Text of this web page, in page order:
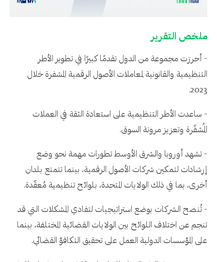
ملخص التقرير
- أحرزت مجموعة من الدول تقدمًا كبيرًا في تطوير الأطر
التنظيمية والقانونية لمعاملات الأصول الرقمية المشفرة خلال
2023.
- ساعدت الأطر التنظيمية على استعادة الثقة في العملات
المُشفّرة وتعزيز مرونة السوق.
- تشهد أوروبا والشرق الأوسط تطورات مهمة نحو وضع
إرشادات لتمكين شركات الأصول الرقمية، بينما تتمتع بلدان
أخرى، بما في ذلك الولايات المتحدة، بلوائح تنظيمية مُعقّدة.
- تُنصح الشركات بوضع استراتيجيات لتفادي المشكلات التي قد
تنجم عن اختلاف اللوائح بين الولايات القضائية المختلفة، بينما
على المؤسسات الدولية العمل على تحقيق التكافؤ القضائي.